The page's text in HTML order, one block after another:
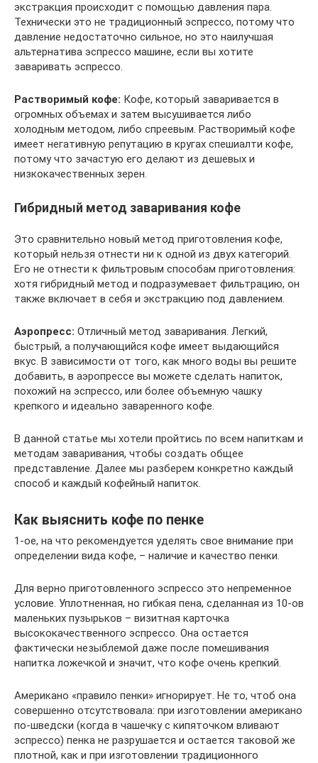
экстракция происходит с помощью давления пара.
Технически это не традиционный эспрессо, потому что
давление недостаточно сильное, но это наилучшая
альтернатива эспрессо машине, если вы хотите
заваривать эспрессо.
Растворимый кофе: Кофе, который заваривается в
огромных объемах и затем высушивается либо
холодным методом, либо спреевым. Растворимый кофе
имеет негативную репутацию в кругах спешиалти кофе,
потому что зачастую его делают из дешевых и
низкокачественных зерен.
Гибридный метод заваривания кофе
Это сравнительно новый метод приготовления кофе,
который нельзя отнести ни к одной из двух категорий.
Его не отнести к фильтровым способам приготовления:
хотя гибридный метод и подразумевает фильтрацию, он
также включает в себя и экстракцию под давлением.
Аэропресс: Отличный метод заваривания. Легкий,
быстрый, а получающийся кофе имеет выдающийся
вкус. В зависимости от того, как много воды вы решите
добавить, в аэропрессе вы можете сделать напиток,
похожий на эспрессо, или более объемную чашку
крепкого и идеально заваренного кофе.
В данной статье мы хотели пройтись по всем напиткам и
методам заваривания, чтобы создать общее
представление. Далее мы разберем конкретно каждый
способ и каждый кофейный напиток.
Как выяснить кофе по пенке
1-ое, на что рекомендуется уделять свое внимание при
определении вида кофе, – наличие и качество пенки.
Для верно приготовленного эспрессо это непременное
условие. Уплотненная, но гибкая пена, сделанная из 10-ов
маленьких пузырьков – визитная карточка
высококачественного эспрессо. Она остается
фактически незыблемой даже после помешивания
напитка ложечкой и значит, что кофе очень крепкий.
Американо «правило пенки» игнорирует. Не то, чтоб она
совершенно отсутствовала: при изготовлении американо
по-шведски (когда в чашечку с кипяточком вливают
эспрессо) пенка не разрушается и остается таковой же
плотной, как и при изготовлении традиционного